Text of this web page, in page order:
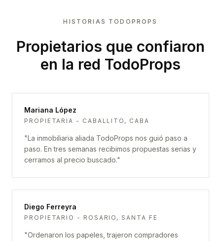
HISTORIAS TODOPROPS
Propietarios que confiaron
en la red TodoProps
Mariana López
PROPIETARIA - CABALLITO, CABA
"La inmobiliaria aliada TodoProps nos guió paso a
paso. En tres semanas recibimos propuestas serias y
cerramos al precio buscado."
Diego Ferreyra
PROPIETARIO - ROSARIO, SANTA FE
"Ordenaron los papeles, trajeron compradores